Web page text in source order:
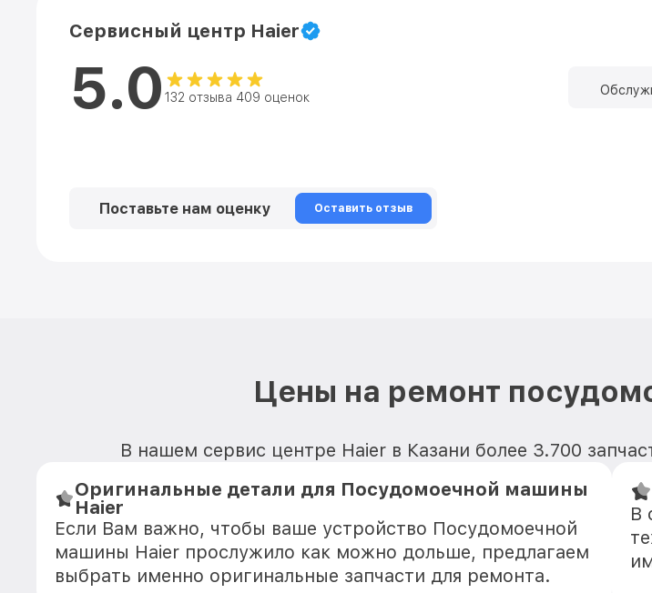
Сервисный центр Haier
5.0 132 отзыва 409 оценок
Поставьте нам оценку Оставить отзыв
Цены на ремонт
В нашем сервис центре Haier в Казани более 3.700
Оригинальные детали для Посудомоечной машины
Haier
Если Вам важно, чтобы ваше устройство Посудомоечной
машины Haier прослужило как можно дольше, предлагаем
выбрать именно оригинальные запчасти для ремонта.
В